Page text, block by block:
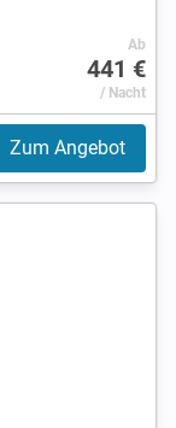
Ab
441 €
/ Nacht
Zum Angebot